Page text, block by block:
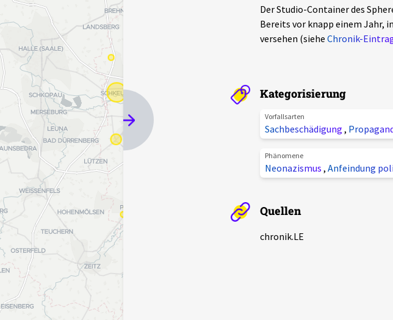
Der Studio-Container des
Bereits vor knapp einem Jahr,
versehen (siehe Chronik-
Kategorisierung
Vorfallsarten
Sachbeschädigung ,
Phänomene
Neonazismus , Anfeindung
Quellen
chronik.LE